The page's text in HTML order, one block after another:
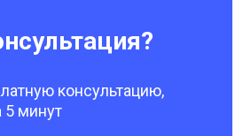
консультацию,
5 минут